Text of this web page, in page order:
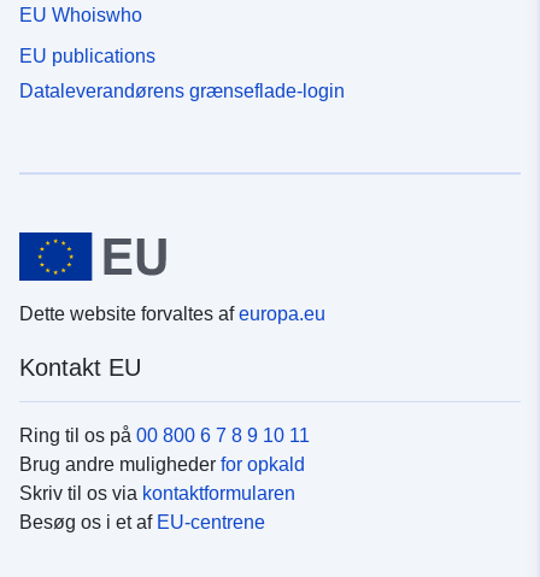
EU Whoiswho
EU publications
Dataleverandørens grænseflade-login
Dette website forvaltes afeuropa.eu
Kontakt EU
Ring til os på 00 800 6 7 8 9 10 11
Brug andre muligheder for opkald
Skriv til os via kontaktformularen
Besøg os i et af EU-centrene